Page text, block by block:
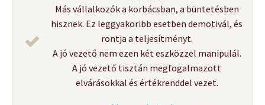
Más vállalkozók a korbácsban, a büntetésben
hisznek. Ez leggyakoribb esetben demotivál, és
rontja a teljesítményt.
A jó vezető nem ezen két eszközzel manipulál.
A jó vezető tisztán megfogalmazott
elvárásokkal és értékrenddel vezet.